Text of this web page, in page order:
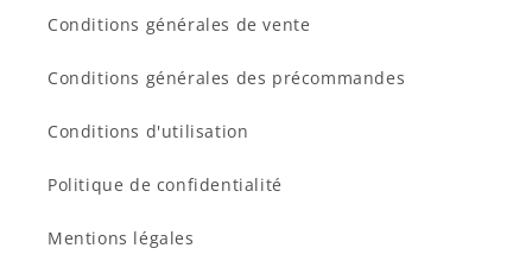
Conditions générales de vente
Conditions générales des précommandes
Conditions d'utilisation
Politique de confidentialité
Mentions légales